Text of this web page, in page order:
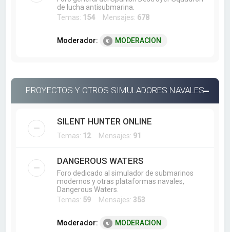
de lucha antisubmarina.
Temas: 154 Mensajes: 678
Moderador: MODERACION
PROYECTOS Y OTROS SIMULADORES NAVALES
SILENT HUNTER ONLINE
Temas: 12Mensajes: 91
DANGEROUS WATERS
Foro dedicado al simulador de submarinos
modernos y otras plataformas navales,
Dangerous Waters.
Temas: 59 Mensajes: 353
Moderador: MODERACION